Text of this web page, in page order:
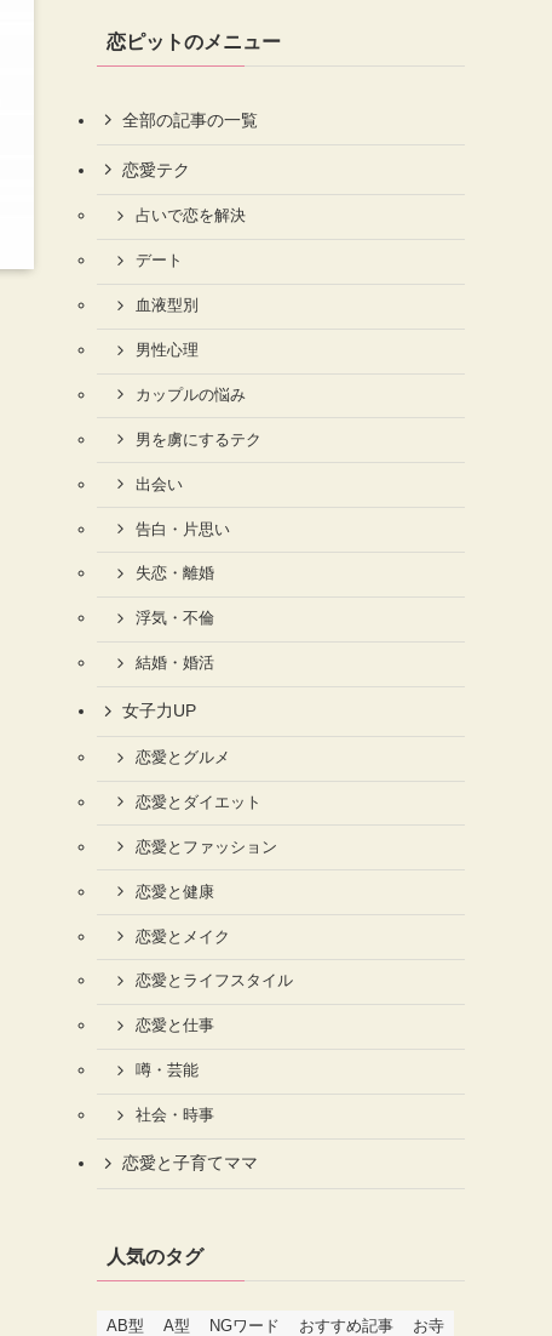
恋ピットのメニュー
全部の記事の一覧
恋愛テク
占いで恋を解決
デート
血液型別
男性心理
カップルの悩み
男を虜にするテク
出会い
告白・片思い
失恋・離婚
浮気・不倫
結婚・婚活
女子力UP
恋愛とグルメ
恋愛とダイエット
恋愛とファッション
恋愛と健康
恋愛とメイク
恋愛とライフスタイル
恋愛と仕事
噂・芸能
社会・時事
恋愛と子育てママ
人気のタグ
AB型 A型 NGワード おすすめ記事
お寺